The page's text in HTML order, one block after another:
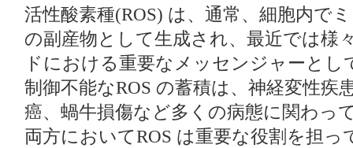
活性酸素種(ROS) は、通常、細胞内で
の副産物として⽣成され、最近では様
ドにおける重要なメッセンジャーと
制御不能なROS の蓄積は、神経変性疾
癌、蝸⽜損傷など多くの病態に関わっ
両⽅においてROS は重要な役割を担っ